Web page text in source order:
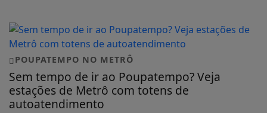
POUPATEMPO NO METRÔ
Sem tempo de ir ao Poupatempo? Veja
estações de Metrô com totens de
autoatendimento